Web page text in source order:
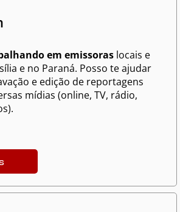
em emissoras locais e
e no Paraná. Posso te ajudar
e edição de reportagens
mídias (online, TV, rádio,